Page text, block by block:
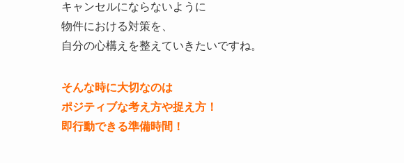
キャンセルにならないように
物件における対策を、
自分の心構えを整えていきたいですね。
そんな時に大切なのは
ポジティブな考え方や捉え方！
即行動できる準備時間！